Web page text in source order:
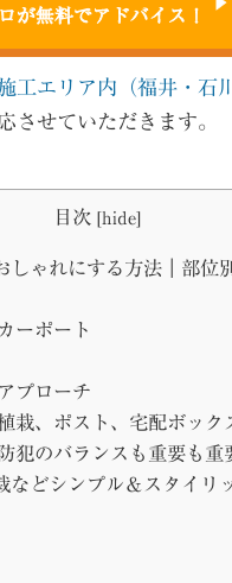
が無料でアドバイス！
工エリア内（福井・石
させていただきます。
目次 [hide]
しゃれにする方法｜部位
ーポート
プローチ
栽、ポスト、宅配ボック
犯のバランスも重要も重
などシンプル＆スタイリ